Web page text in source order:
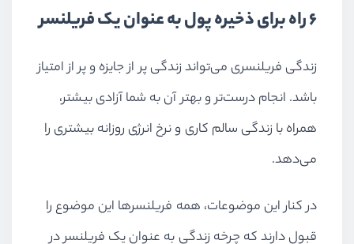
6 راه برای ذخیره پول به عنوان یک فریلنسر
زندگی فریلنسری می‌تواند زندگی پر از جایزه و پر از امتیاز
باشد. انجام درست‌تر و بهتر آن به شما آزادی بیشتر،
همراه با زندگی سالم کاری و نرخ انرژی روزانه بیشتری را
می‌دهد.
در کنار این موضوعات، همه فریلنسر‌ها این موضوع را
قبول دارند که چرخه زندگی به عنوان یک فریلنسر در